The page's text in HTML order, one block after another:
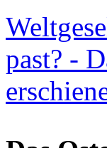
past? -